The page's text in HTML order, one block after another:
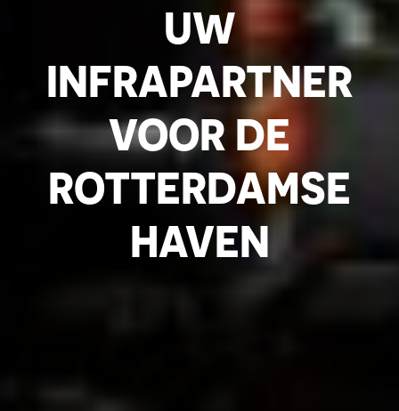
UW
INFRAPARTNER
VOOR DE
ROTTERDAMSE
HAVEN